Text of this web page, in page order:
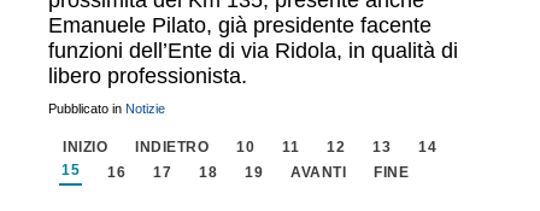
Emanuele Pilato, già presidente facente
funzioni dell’Ente di via Ridola, in qualità di
libero professionista.
Pubblicato in Notizie
INIZIO INDIETRO 10 11 12 13
14
15
16 17 18 19 AVANTI FINE